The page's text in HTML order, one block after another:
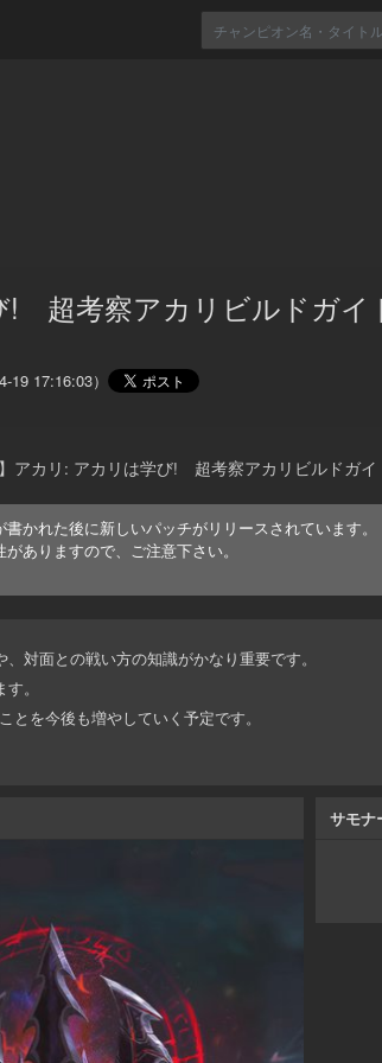
! 超考察アカリビルドガイ
19 17:16:03）
】アカリ: アカリは学び! 超考察アカリビルドガ
かれた後に新しいパッチがリリースされています。
ありますので、ご注意下さい。
対面との戦い方の知識がかなり重要です。
。
を今後も増やしていく予定です。
サモナ